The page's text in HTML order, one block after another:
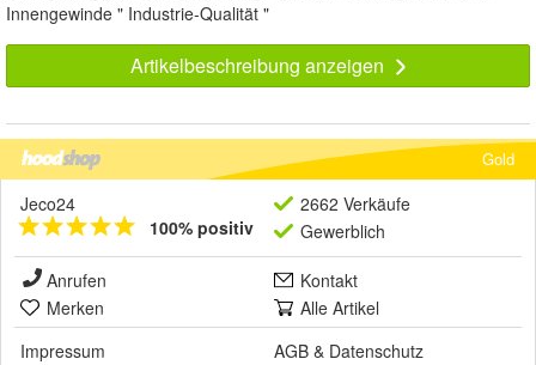
Innengewinde " Industrie-Qualität "
Artikelbeschreibung anzeigen
Gold
Jeco24
100% positiv
2662 Verkäufe
Gewerblich
Anrufen
Kontakt
Merken
Alle Artikel
Impressum
AGB & Datenschutz